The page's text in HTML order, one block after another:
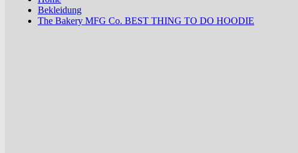
Bekleidung
The Bakery MFG Co. BEST THING TO DO HOODIE